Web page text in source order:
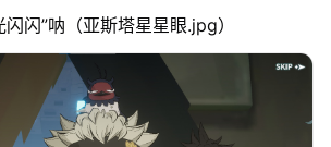
闪”呐（亚斯塔星星眼.jpg）